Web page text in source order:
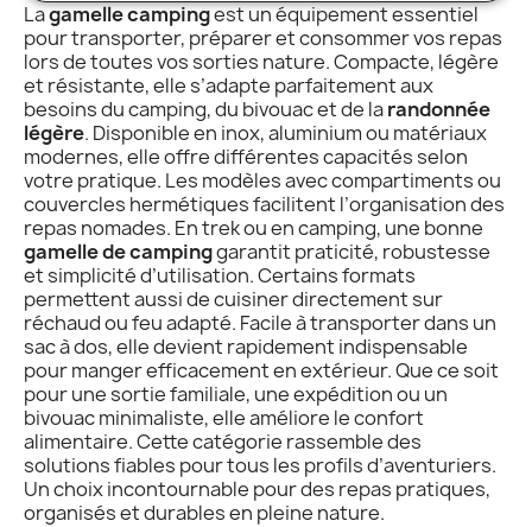
Lagamelle campingest un équipement essentiel
pour transporter, préparer et consommer vos repas
lors de toutes vos sorties nature. Compacte, légère
et résistante, elle s’adapte parfaitement aux
besoins du camping, du bivouac et de larandonnée
légère. Disponible en inox, aluminium ou matériaux
modernes, elle offre différentes capacités selon
votre pratique. Les modèles avec compartiments ou
couvercles hermétiques facilitent l’organisation des
repas nomades. En trek ou en camping, une bonne
gamelle de campinggarantit praticité, robustesse
et simplicité d’utilisation. Certains formats
permettent aussi de cuisiner directement sur
réchaud ou feu adapté. Facile à transporter dans un
sac à dos, elle devient rapidement indispensable
pour manger efficacement en extérieur. Que ce soit
pour une sortie familiale, une expédition ou un
bivouac minimaliste, elle améliore le confort
alimentaire. Cette catégorie rassemble des
solutions fiables pour tous les profils d’aventuriers.
Un choix incontournable pour des repas pratiques,
organisés et durables en pleine nature.